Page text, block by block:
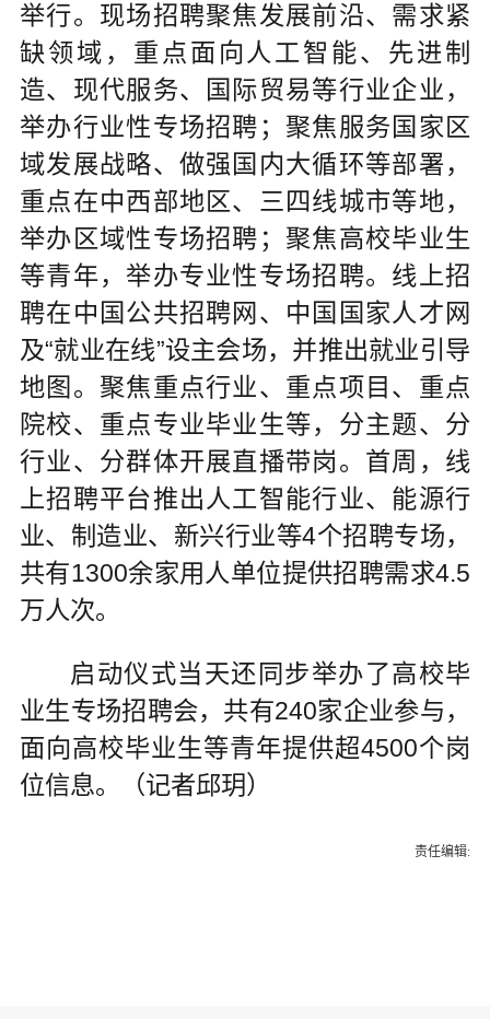
举行。现场招聘聚焦发展前沿、需求紧
缺领域，重点面向人工智能、先进制
造、现代服务、国际贸易等行业企业，
举办行业性专场招聘；聚焦服务国家区
域发展战略、做强国内大循环等部署，
重点在中西部地区、三四线城市等地，
举办区域性专场招聘；聚焦高校毕业生
等青年，举办专业性专场招聘。线上招
聘在中国公共招聘网、中国国家人才网
及“就业在线”设主会场，并推出就业引导
地图。聚焦重点行业、重点项目、重点
院校、重点专业毕业生等，分主题、分
行业、分群体开展直播带岗。首周，线
上招聘平台推出人工智能行业、能源行
业、制造业、新兴行业等4个招聘专场，
共有1300余家用人单位提供招聘需求4.5
万人次。
启动仪式当天还同步举办了高校毕
业生专场招聘会，共有240家企业参与，
面向高校毕业生等青年提供超4500个岗
位信息。（记者邱玥）
责任编辑: